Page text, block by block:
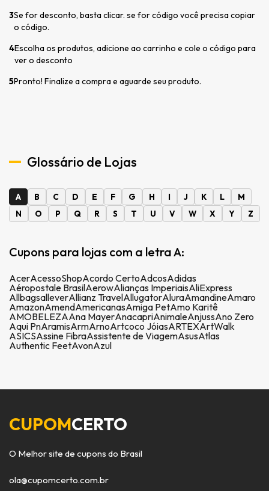
3Se for desconto, basta clicar. se for código você precisa copiar
o código.
4Escolha os produtos, adicione ao carrinho e cole o código para
ver o desconto
5Pronto! Finalize a compra e aguarde seu produto.
Glossário de Lojas
A B C D E F G H I J K L
M
N
O P Q R S T U V W X Y Z
Cupons para lojas com a letra A:
AcerAcessoShopAcordo CertoAdcosAdidas
Aéropostale BrasilAerowAlianças ImperiaisAliExpress
AllbagsalleverAllianz TravelAllugatorAluraAmandineAmaro
AmazonAmendAmericanasAmiga PetAmo Karitê
AMOBELEZAAna MayerAnacapriAnimaleAnjussAno Zero
Aqui PnAramisArmArnoArtcoco JóiasARTEXArtWalk
ASICSAssine FibraAssistente de ViagemAsusAtlas
Authentic FeetAvonAzul
CUPOMCERTO
O Melhor site de cupons do Brasil
ola@cupomcerto.com.br